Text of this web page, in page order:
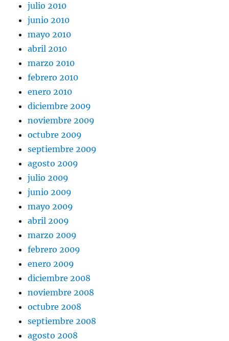
julio 2010
junio 2010
mayo 2010
abril 2010
marzo 2010
febrero 2010
enero 2010
diciembre 2009
noviembre 2009
octubre 2009
septiembre 2009
agosto 2009
julio 2009
junio 2009
mayo 2009
abril 2009
marzo 2009
febrero 2009
enero 2009
diciembre 2008
noviembre 2008
octubre 2008
septiembre 2008
agosto 2008